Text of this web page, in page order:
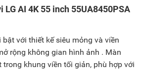
AI 4K 55 inch 55UA8450PSA
bật với thiết kế siêu mỏng và viền
rộng không gian hình ảnh . Màn
khung viền tối giản, phù hợp với